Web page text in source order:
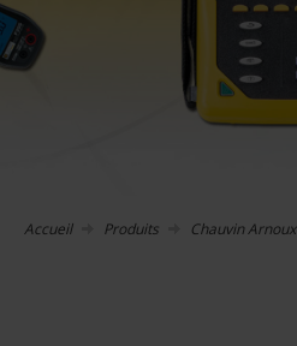
Accueil Produits Chauvin Arnoux